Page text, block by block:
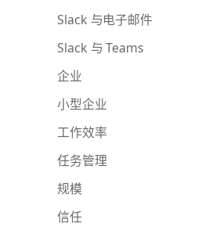
Slack 与电子邮件
Slack 与 Teams
企业
小型企业
工作效率
任务管理
规模
信任